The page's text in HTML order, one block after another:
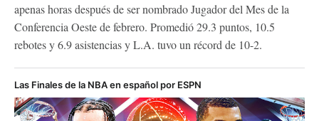
apenas horas después de ser nombrado Jugador del Mes de la
Conferencia Oeste de febrero. Promedió 29.3 puntos, 10.5
rebotes y 6.9 asistencias y L.A. tuvo un récord de 10-2.
Las Finales de la NBA en español por ESPN